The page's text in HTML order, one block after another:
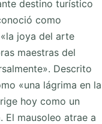
destino turístico
como
joya del arte
maestras del
Descrito
«una lágrima en la
hoy como un
El mausoleo atrae a